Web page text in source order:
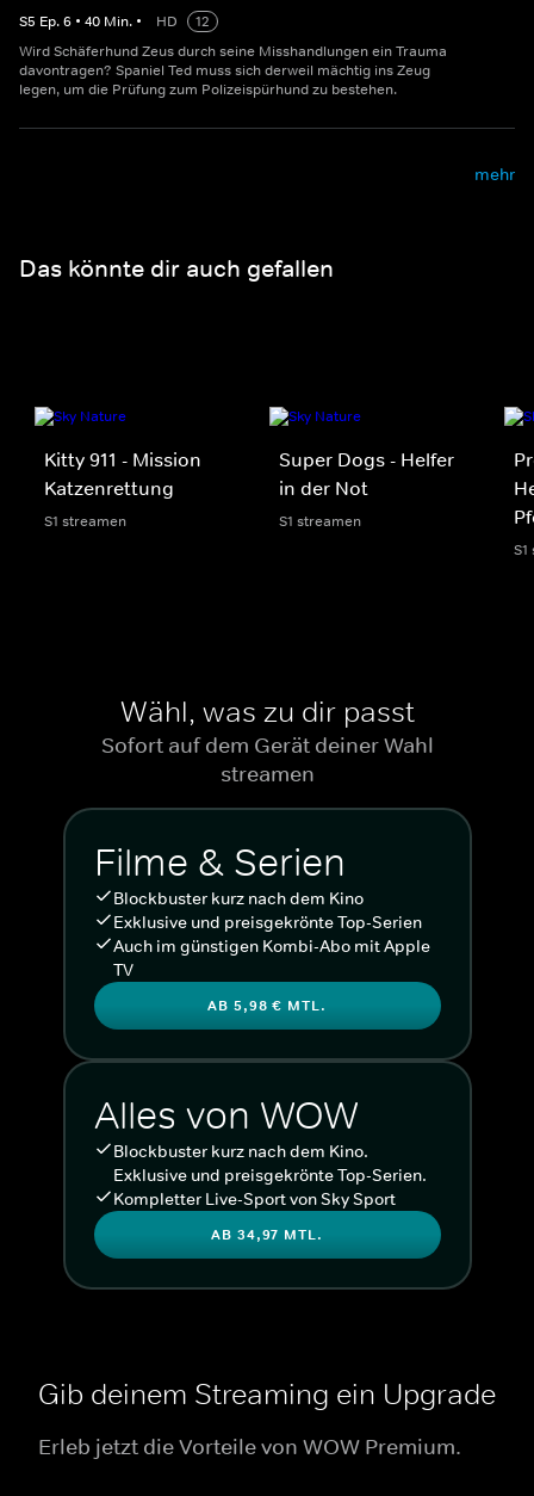
S5 Ep.6 • 40 Min. • HD
12
Wird Schäferhund Zeus durch seine Misshandlungen ein Trauma
davontragen? Spaniel Ted muss sich derweil mächtig ins Zeug
legen, um die Prüfung zum Polizeispürhund zu bestehen.
mehr
Das könnte dir auch gefallen
Kitty 911 - Mission
Katzenrettung
S1 streamen
Super Dogs - Helfer
in der Not
S1 streamen
Wähl, was zu dir passt
Sofort auf dem Gerät deiner Wahl
streamen
Filme & Serien
Blockbuster kurz nach dem Kino
Exklusive und preisgekrönte Top-Serien
Auch im günstigen Kombi-Abo mit Apple
TV
AB 5,98 € MTL.
Alles von WOW
Blockbuster kurz nach dem Kino.
Exklusive und preisgekrönte Top-Serien.
Kompletter Live-Sport von Sky Sport
AB 34,97 MTL.
Gib deinem Streaming ein Upgrade
Erleb jetzt die Vorteile von WOW Premium.